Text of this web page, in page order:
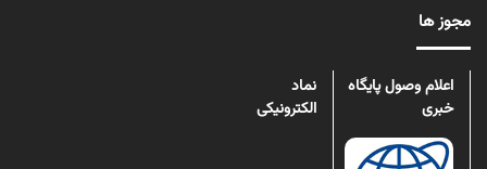
مجوز ها
اعلام وصول پایگاه
خبری
نماد
الکترونیکی